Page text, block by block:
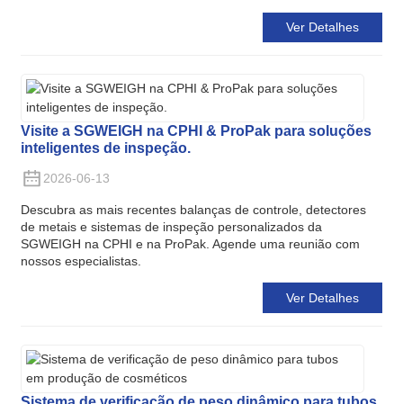
Ver Detalhes
Visite a SGWEIGH na CPHI & ProPak para soluções
inteligentes de inspeção.
2026-06-13
Descubra as mais recentes balanças de controle, detectores
de metais e sistemas de inspeção personalizados da
SGWEIGH na CPHI e na ProPak. Agende uma reunião com
nossos especialistas.
Ver Detalhes